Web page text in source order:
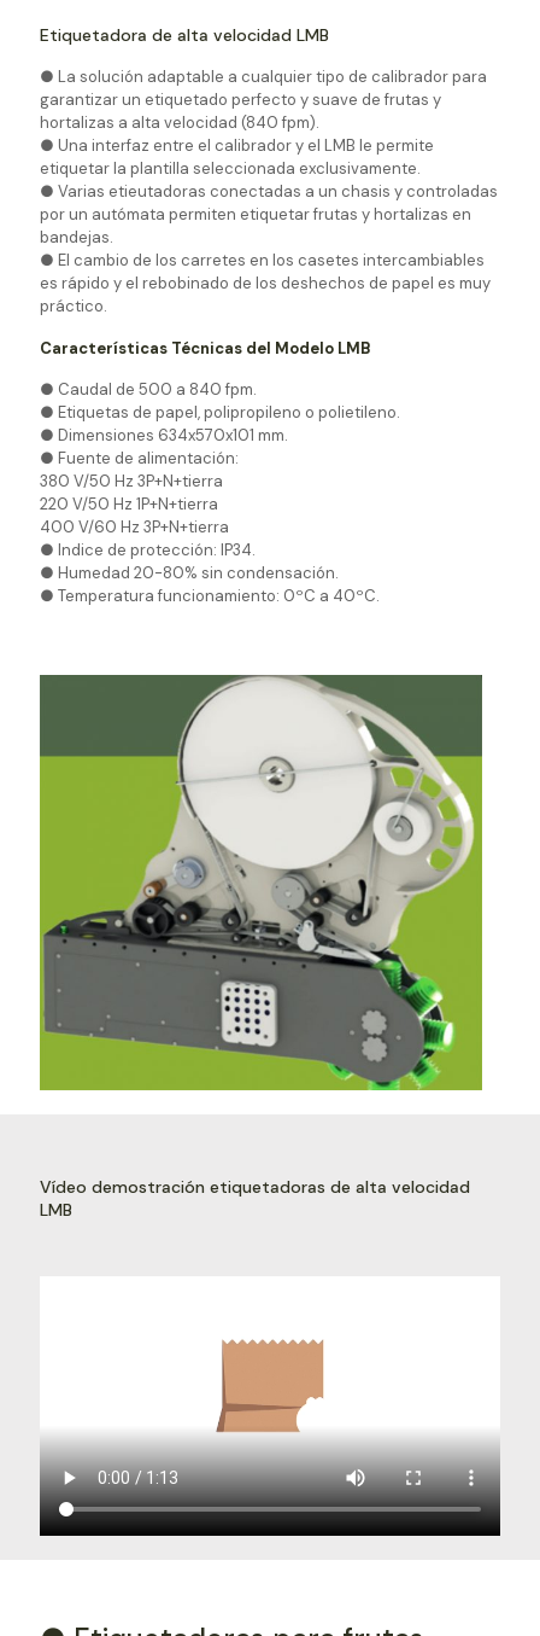
Etiquetadora de alta velocidad LMB
● La solución adaptable a cualquier tipo de calibrador para
garantizar un etiquetado perfecto y suave de frutas y
hortalizas a alta velocidad (840 fpm).
● Una interfaz entre el calibrador y el LMB le permite
etiquetar la plantilla seleccionada exclusivamente.
● Varias etieutadoras conectadas a un chasis y controladas
por un autómata permiten etiquetar frutas y hortalizas en
bandejas.
● El cambio de los carretes en los casetes intercambiables
es rápido y el rebobinado de los deshechos de papel es muy
práctico.
Características Técnicas del Modelo LMB
● Caudal de 500 a 840 fpm.
● Etiquetas de papel, polipropileno o polietileno.
● Dimensiones 634x570x101 mm.
● Fuente de alimentación:
380 V/50 Hz 3P+N+tierra
220 V/50 Hz 1P+N+tierra
400 V/60 Hz 3P+N+tierra
● Indice de protección: IP34.
● Humedad 20-80% sin condensación.
● Temperatura funcionamiento: 0ºC a 40ºC.
Vídeo demostración etiquetadoras de alta velocidad
LMB